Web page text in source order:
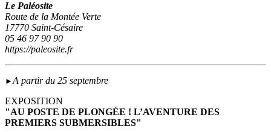
Le Paléosite
Route de la Montée Verte
17770 Saint-Césaire
05 46 97 90 90
https://paleosite.fr
►A partir du 25 septembre
EXPOSITION
"AU POSTE DE PLONGÉE ! L’AVENTURE DES
PREMIERS SUBMERSIBLES"